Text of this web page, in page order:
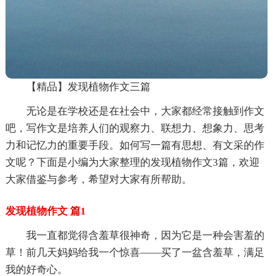
【精品】发现植物作文三篇
无论是在学校还是在社会中，大家都经常接触到作文
吧，写作文是培养人们的观察力、联想力、想象力、思考
力和记忆力的重要手段。如何写一篇有思想、有文采的作
文呢？下面是小编为大家整理的发现植物作文3篇，欢迎
大家借鉴与参考，希望对大家有所帮助。
发现植物作文 篇1
我一直都觉得含羞草很神奇，因为它是一种会害羞的
草！前几天妈妈给我一个惊喜——买了一盆含羞草，满足
我的好奇心。